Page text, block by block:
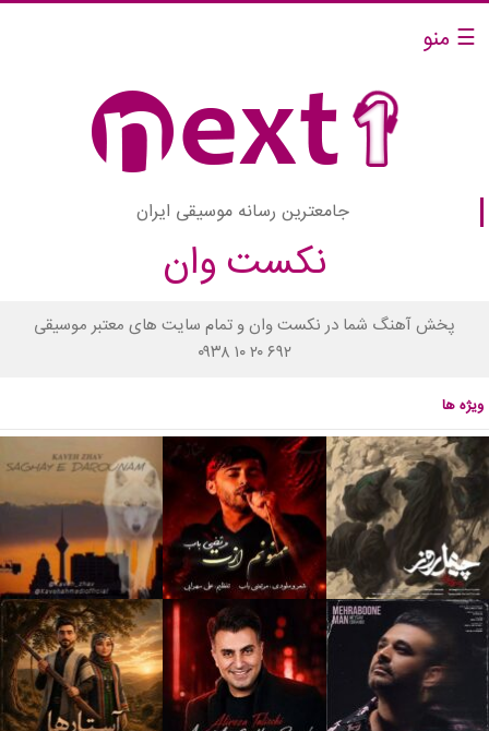
☰ منو
جامعترین رسانه موسیقی ایران
نکست وان
پخش آهنگ شما در نکست وان و تمام سایت های معتبر موسیقی
۰۹۳۸ ۱۰ ۲۰ ۶۹۲
ویژه ها